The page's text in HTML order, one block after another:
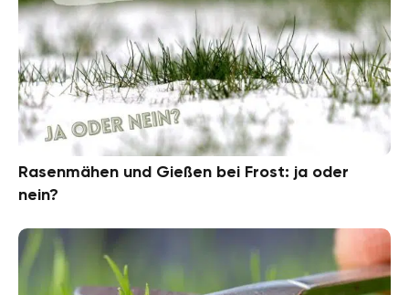
Rasenmähen und Gießen bei Frost: ja oder
nein?